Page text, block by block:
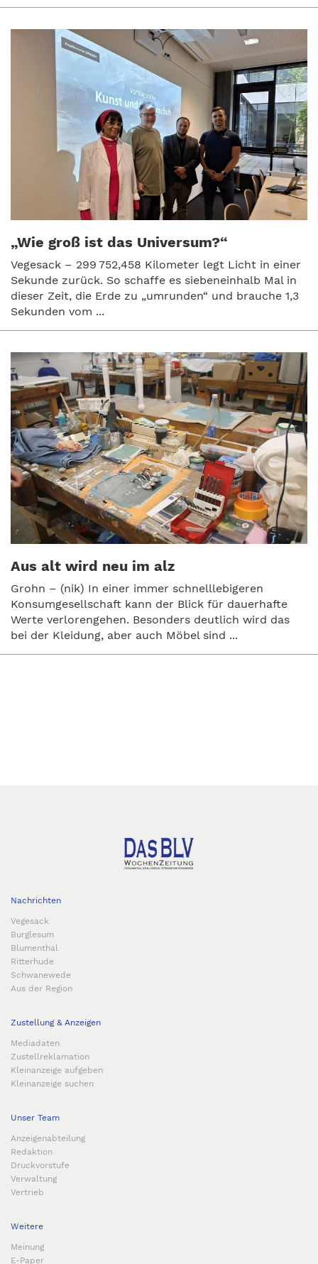
„Wie groß ist das Universum?“
Vegesack – 299 752,458 Kilometer legt Licht in einer
Sekunde zurück. So schaffe es siebeneinhalb Mal in
dieser Zeit, die Erde zu „umrunden“ und brauche 1,3
Sekunden vom ...
Aus alt wird neu im alz
Grohn – (nik) In einer immer schnelllebigeren
Konsumgesellschaft kann der Blick für dauerhafte
Werte verlorengehen. Besonders deutlich wird das
bei der Kleidung, aber auch Möbel sind ...
Nachrichten
Vegesack
Burglesum
Blumenthal
Ritterhude
Schwanewede
Aus der Region
Zustellung & Anzeigen
Mediadaten
Zustellreklamation
Kleinanzeige aufgeben
Kleinanzeige suchen
Unser Team
Anzeigenabteilung
Redaktion
Druckvorstufe
Verwaltung
Vertrieb
Weitere
Meinung
E-Paper